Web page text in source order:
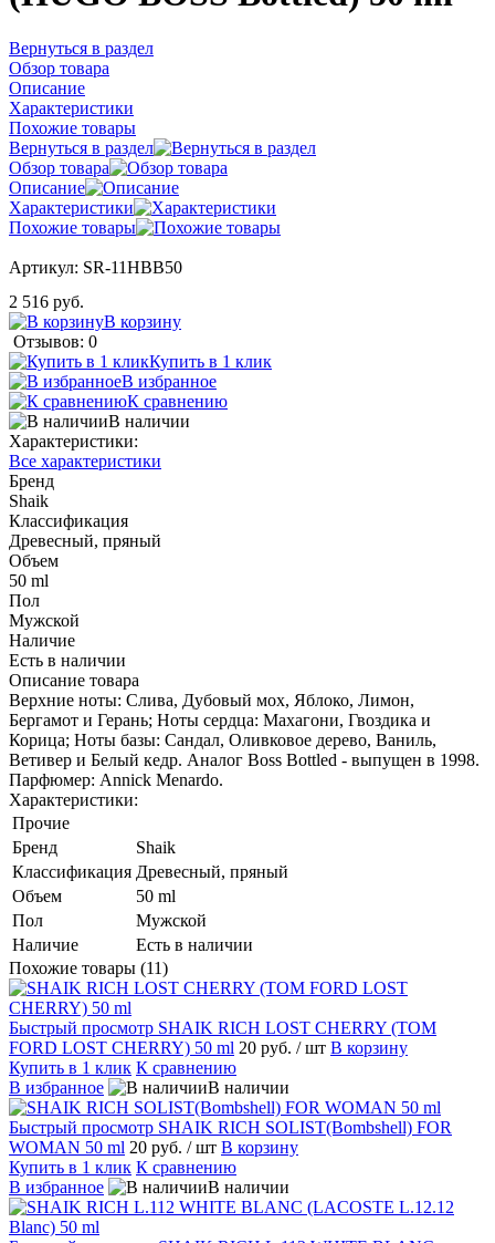
Вернуться в раздел
Обзор товара
Описание
Характеристики
Похожие товары
Вернуться в раздел
Обзор товара
Описание
Характеристики
Похожие товары
Артикул: SR-11HBB50
2 516 руб.
В корзину
Отзывов: 0
Купить в 1 клик
В избранное
К сравнению
В наличии
Характеристики:
Все характеристики
Бренд
Shaik
Классификация
Древесный, пряный
Объем
50 ml
Пол
Мужской
Наличие
Есть в наличии
Описание товара
Верхние ноты: Слива, Дубовый мох, Яблоко, Лимон,
Бергамот и Герань; Ноты сердца: Махагони, Гвоздика и
Корица; Ноты базы: Сандал, Оливковое дерево, Ваниль,
Ветивер и Белый кедр. Аналог Boss Bottled - выпущен в 1998.
Парфюмер: Annick Menardo.
Характеристики:
Прочие
Бренд
Shaik
Классификация Древесный, пряный
Объем
50 ml
Пол
Мужской
Наличие
Есть в наличии
Похожие товары (11)
Быстрый просмотр SHAIK RICH LOST CHERRY (TOM
FORD LOST CHERRY) 50 ml 20 руб. / шт В корзину
Купить в 1 клик К сравнению
В избранное
В наличии
Быстрый просмотр SHAIK RICH SOLIST(Bombshell) FOR
WOMAN 50 ml 20 руб. / шт В корзину
Купить в 1 клик К сравнению
В избранное
В наличии